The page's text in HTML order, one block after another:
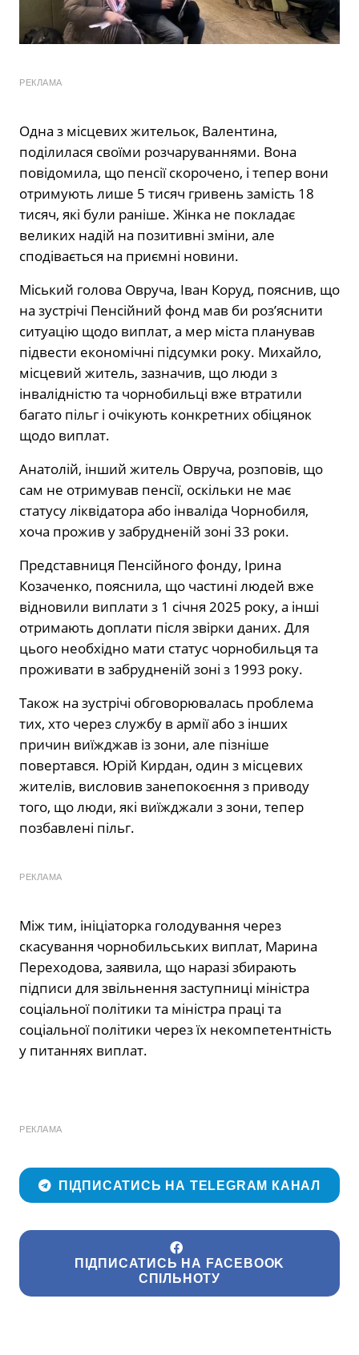
РЕКЛАМА
Одна з місцевих жительок, Валентина,
поділилася своїми розчаруваннями. Вона
повідомила, що пенсії скорочено, і тепер вони
отримують лише 5 тисяч гривень замість 18
тисяч, які були раніше. Жінка не покладає
великих надій на позитивні зміни, але
сподівається на приємні новини.
Міський голова Овруча, Іван Коруд, пояснив, що
на зустрічі Пенсійний фонд мав би роз’яснити
ситуацію щодо виплат, а мер міста планував
підвести економічні підсумки року. Михайло,
місцевий житель, зазначив, що люди з
інвалідністю та чорнобильці вже втратили
багато пільг і очікують конкретних обіцянок
щодо виплат.
Анатолій, інший житель Овруча, розповів, що
сам не отримував пенсії, оскільки не має
статусу ліквідатора або інваліда Чорнобиля,
хоча прожив у забрудненій зоні 33 роки.
Представниця Пенсійного фонду, Ірина
Козаченко, пояснила, що частині людей вже
відновили виплати з 1 січня 2025 року, а інші
отримають доплати після звірки даних. Для
цього необхідно мати статус чорнобильця та
проживати в забрудненій зоні з 1993 року.
Також на зустрічі обговорювалась проблема
тих, хто через службу в армії або з інших
причин виїжджав із зони, але пізніше
повертався. Юрій Кирдан, один з місцевих
жителів, висловив занепокоєння з приводу
того, що люди, які виїжджали з зони, тепер
позбавлені пільг.
РЕКЛАМА
Між тим, ініціаторка голодування через
скасування чорнобильських виплат, Марина
Переходова, заявила, що наразі збирають
підписи для звільнення заступниці міністра
соціальної політики та міністра праці та
соціальної політики через їх некомпетентність
у питаннях виплат.
РЕКЛАМА
ПІДПИСАТИСЬ НА TELEGRAM КАНАЛ
ПІДПИСАТИСЬ НА FACEBOOK
СПІЛЬНОТУ